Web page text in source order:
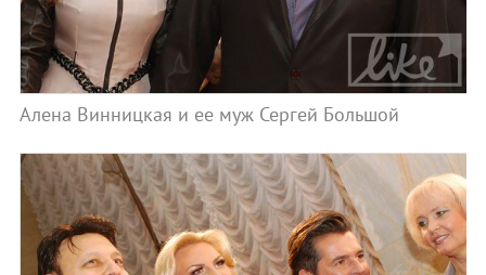
Алена Винницкая и ее муж Сергей Большой